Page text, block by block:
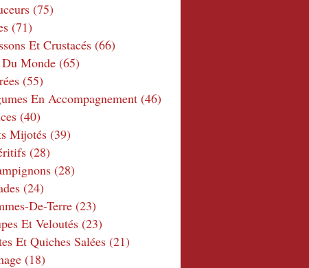
(75)
(71)
Et Crustacés (66)
Monde (65)
(55)
En Accompagnement (46)
(40)
Mijotés (39)
(28)
(28)
(24)
De-Terre (23)
Et Veloutés (23)
Et Quiches Salées (21)
(18)